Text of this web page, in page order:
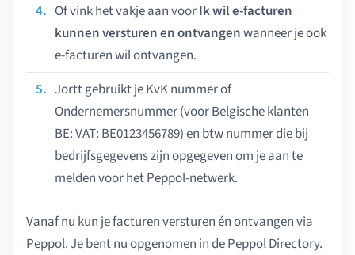
Of vink het vakje aan voorIk wil e-facturen
kunnen versturen en ontvangenwanneer je ook
e-facturen wil ontvangen.
Jortt gebruikt je KvK nummer of
Ondernemersnummer (voor Belgische klanten
BE: VAT: BE0123456789) en btw nummer die bij
bedrijfsgegevens zijn opgegeven om je aan te
melden voor het Peppol-netwerk.
Vanaf nu kun je facturen versturen én ontvangen via
Peppol. Je bent nu opgenomen in de Peppol Directory.